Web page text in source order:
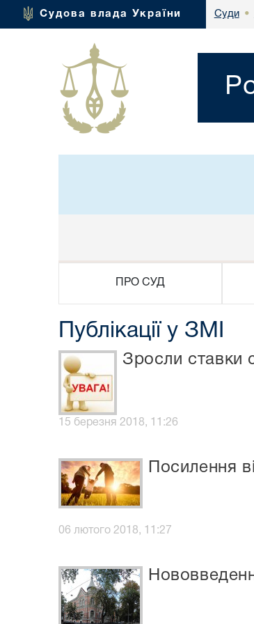
Судова влада України Суди •
ПРО СУД
Публікації у ЗМІ
Зросли ставки
15 березня 2018, 11:26
Посилення
06 лютого 2018, 11:27